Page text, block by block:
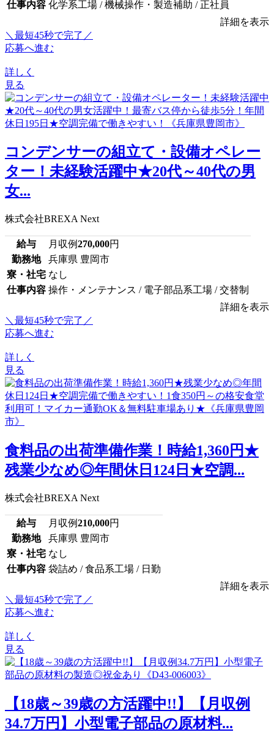
仕事内容 化学系工場 / 機械操作・製造補助 / 正社員
詳細を表示
＼最短45秒で完了／
応募へ進む
詳しく
見る
コンデンサーの組立て・設備オペレー
ター！未経験活躍中★20代～40代の男
女...
株式会社BREXA Next
給与 月収例270,000円
勤務地
兵庫県 豊岡市
寮・社宅 なし
仕事内容 操作・メンテナンス / 電子部品系工場 / 交替制
詳細を表示
＼最短45秒で完了／
応募へ進む
詳しく
見る
食料品の出荷準備作業！時給1,360円★
残業少なめ◎年間休日124日★空調...
株式会社BREXA Next
給与 月収例210,000円
勤務地
兵庫県 豊岡市
寮・社宅 なし
仕事内容 袋詰め / 食品系工場 / 日勤
詳細を表示
＼最短45秒で完了／
応募へ進む
詳しく
見る
【18歳～39歳の方活躍中!!】【月収例
34.7万円】小型電子部品の原材料...